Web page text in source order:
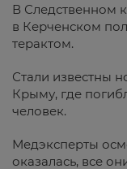
В Следственном
в Керченском
терактом.
Стали известны
Крыму, где
человек.
Медэксперты
оказалась, все